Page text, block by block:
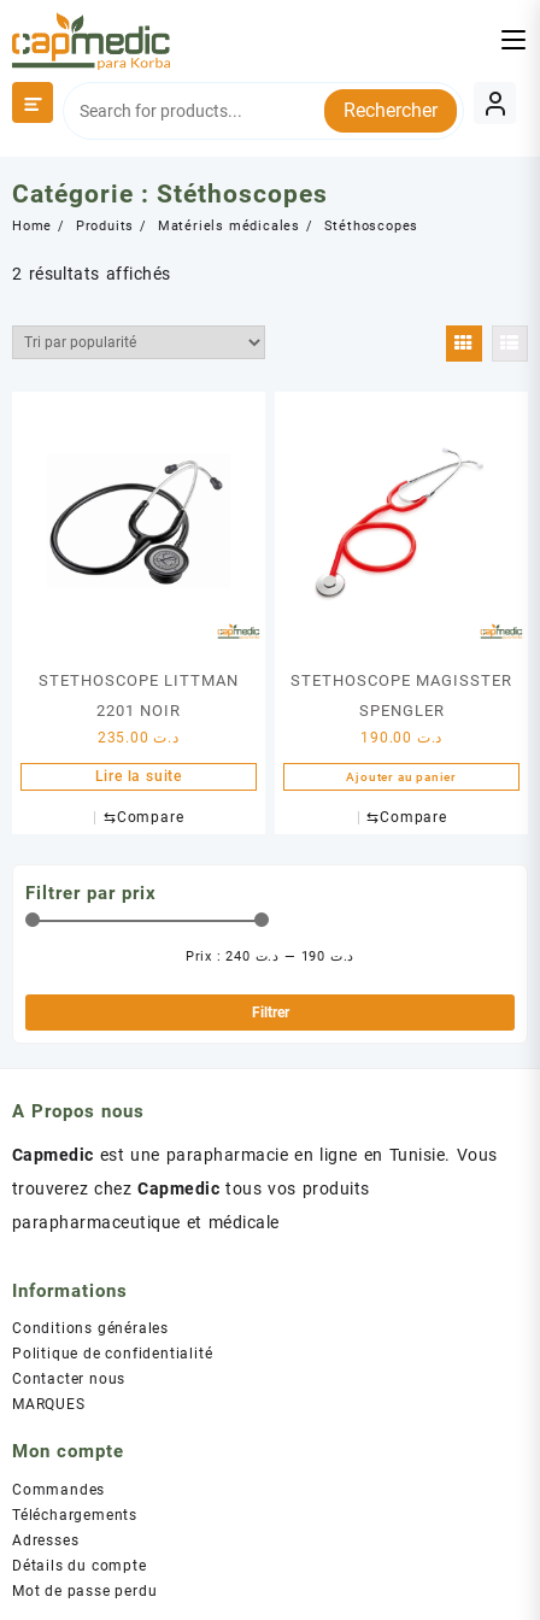
to
content
Rechercher
Catégorie : Stéthoscopes
Home Produits Matériels médicales Stéthoscopes
2 résultats affichésTrié
popularité
STETHOSCOPE LITTMAN
2201 NOIR
د.ت235.00
Lire la suite
⇆Compare
STETHOSCOPE MAGISSTER
SPENGLER
د.ت
Ajouter au panier
⇆Compare
Filtrer par prix
min
Filtrer
Prix : د.ت 190 — د.ت 240
A Propos nous
Capmedic est une parapharmacie en ligne en Tunisie. Vous
trouverez chezCapmedic tous vos produits
parapharmaceutique et médicale
Informations
Conditions générales
Politique de confidentialité
Contacter nous
MARQUES
Mon compte
Commandes
Téléchargements
Adresses
Détails du compte
Mot de passe perdu